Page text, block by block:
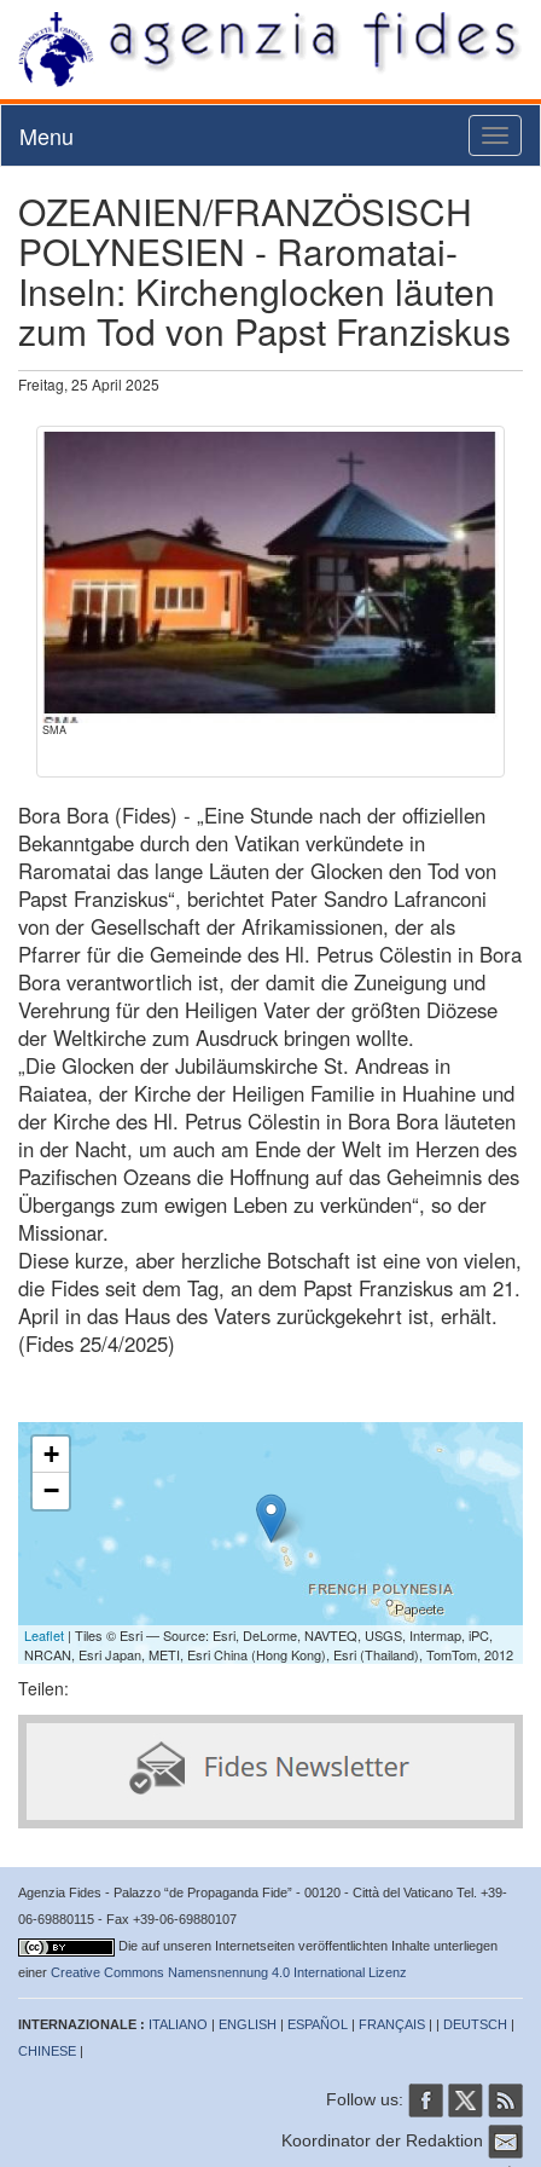
Menu
OZEANIEN/FRANZÖSISCH
POLYNESIEN - Raromatai-
Inseln: Kirchenglocken läuten
zum Tod von Papst Franziskus
Freitag, 25 April 2025
SMA
Bora Bora (Fides) - „Eine Stunde nach der offiziellen
Bekanntgabe durch den Vatikan verkündete in
Raromatai das lange Läuten der Glocken den Tod von
Papst Franziskus“, berichtet Pater Sandro Lafranconi
von der Gesellschaft der Afrikamissionen, der als
Pfarrer für die Gemeinde des Hl. Petrus Cölestin in Bora
Bora verantwortlich ist, der damit die Zuneigung und
Verehrung für den Heiligen Vater der größten Diözese
der Weltkirche zum Ausdruck bringen wollte.
„Die Glocken der Jubiläumskirche St. Andreas in
Raiatea, der Kirche der Heiligen Familie in Huahine und
der Kirche des Hl. Petrus Cölestin in Bora Bora läuteten
in der Nacht, um auch am Ende der Welt im Herzen des
Pazifischen Ozeans die Hoffnung auf das Geheimnis des
Übergangs zum ewigen Leben zu verkünden“, so der
Missionar.
Diese kurze, aber herzliche Botschaft ist eine von vielen,
die Fides seit dem Tag, an dem Papst Franziskus am 21.
April in das Haus des Vaters zurückgekehrt ist, erhält.
(Fides 25/4/2025)
+
−
Leaflet | Tiles © Esri — Source: Esri, DeLorme, NAVTEQ, USGS, Intermap, iPC,
NRCAN, Esri Japan, METI, Esri China (Hong Kong), Esri (Thailand), TomTom, 2012
Teilen:
Agenzia Fides - Palazzo “de Propaganda Fide” - 00120 - Città del Vaticano Tel. +39-
06-69880115 - Fax +39-06-69880107
Die auf unseren Internetseiten veröffentlichten Inhalte unterliegen
einer Creative Commons Namensnennung 4.0 International Lizenz
INTERNAZIONALE : ITALIANO | ENGLISH | ESPAÑOL | FRANÇAIS | | DEUTSCH |
CHINESE |
Follow us:
Koordinator der Redaktion